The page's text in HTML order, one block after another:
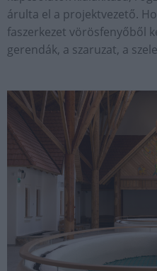
árulta el a projektvezető.
faszerkezet vörösfenyőből
gerendák, a szaruzat, a